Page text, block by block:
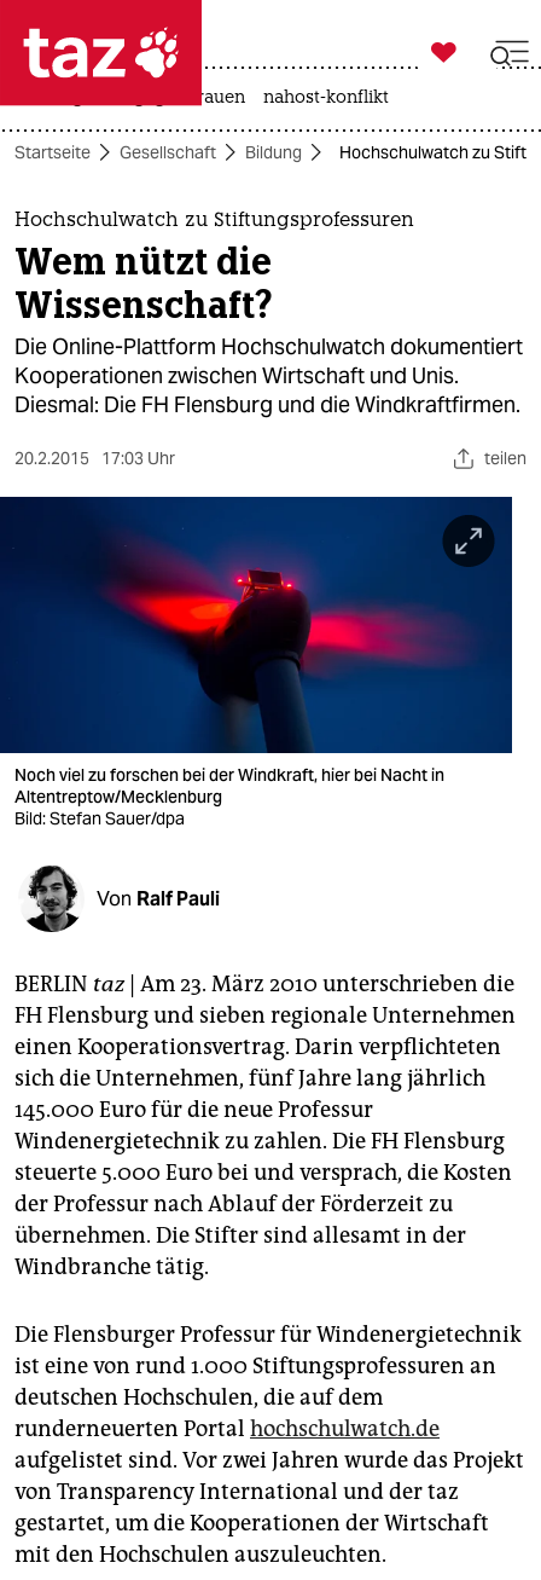
 taz zahl ich
taz zahl ich
themen
politik
öko
gesellschaft
sport
verlag
veranstaltungen
fragen & hilfe
abo
genossenschaft
epaper login

taz zahl ich
gewalt gegen frauen nahost-konflikt
Startseite Gesellschaft Bildung Hochschulwatch zu
Hochschulwatch zu Stiftungsprofessuren
Wem nützt die
Wissenschaft?
Die Online-Plattform Hochschulwatch dokumentiert
Kooperationen zwischen Wirtschaft und Unis.
Diesmal: Die FH Flensburg und die Windkraftfirmen.
20.2.2015 17:03 Uhr teilen
Noch viel zu forschen bei der Windkraft, hier bei Nacht in
Altentreptow/Mecklenburg
Bild: Stefan Sauer/dpa
Von Ralf Pauli
BERLIN taz | Am 23. März 2010 unterschrieben die
FH Flensburg und sieben regionale Unternehmen
einen Kooperationsvertrag. Darin verpflichteten
sich die Unternehmen, fünf Jahre lang jährlich
145.000 Euro für die neue Professur
Windenergietechnik zu zahlen. Die FH Flensburg
steuerte 5.000 Euro bei und versprach, die Kosten
der Professur nach Ablauf der Förderzeit zu
übernehmen. Die Stifter sind allesamt in der
Windbranche tätig.
Die Flensburger Professur für Windenergietechnik
ist eine von rund 1.000 Stiftungsprofessuren an
deutschen Hochschulen, die auf dem
runderneuerten Portal hochschulwatch.de
aufgelistet sind. Vor zwei Jahren wurde das Projekt
von Transparency International und der taz
gestartet, um die Kooperationen der Wirtschaft
mit den Hochschulen auszuleuchten.